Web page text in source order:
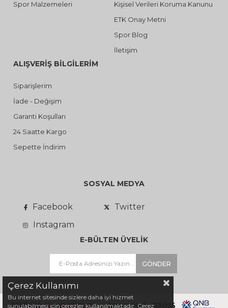
Spor Malzemeleri
Kişisel Verileri Koruma Kanunu
ETK Onay Metni
Spor Blog
İletişim
ALIŞVERİŞ BİLGİLERİM
Siparişlerim
İade - Değişim
Garanti Koşulları
24 Saatte Kargo
Sepette İndirim
SOSYAL MEDYA
Facebook
Twitter
Instagram
E-BÜLTEN ÜYELİK
GÖNDER
Çerez Kullanımı
Bu internet sitesinde sizlere daha iyi hizmet
sunulabilmesi için çerezler kullanılmaktadır. Çerez